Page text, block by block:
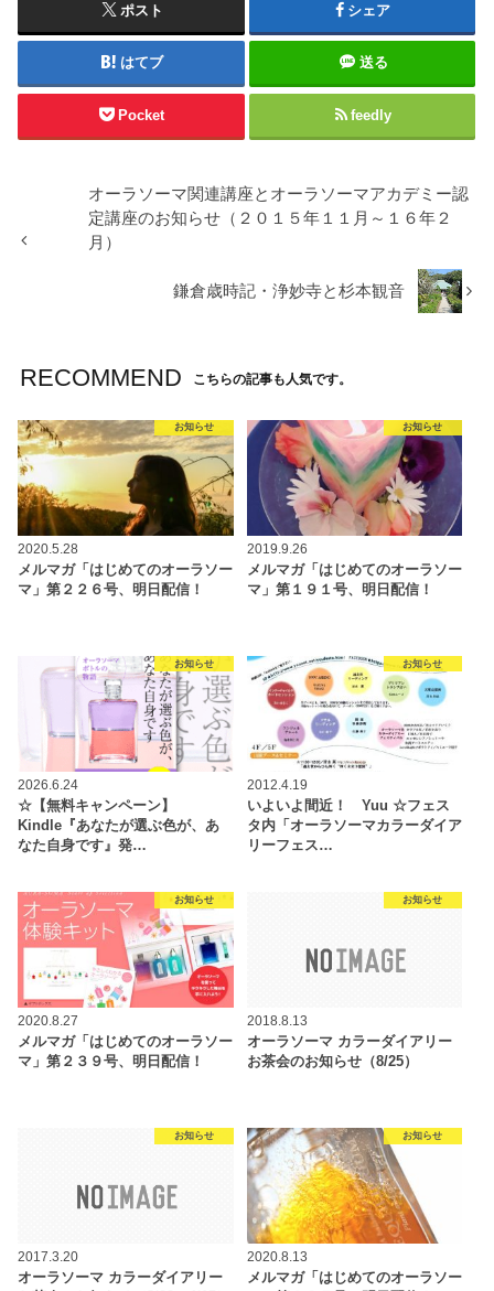
ポスト シェア
はてブ 送る
Pocket feedly
オーラソーマ関連講座とオーラソーマアカデミー認
定講座のお知らせ（２０１５年１１月～１６年２
月）
鎌倉歳時記・浄妙寺と杉本観音
RECOMMEND こちらの記事も人気です。
お知らせ
2020.5.28
メルマガ「はじめてのオーラソー
マ」第２２６号、明日配信！
お知らせ
2019.9.26
メルマガ「はじめてのオーラソー
マ」第１９１号、明日配信！
お知らせ
2026.6.24
☆【無料キャンペーン】
Kindle『あなたが選ぶ色が、あ
なた自身です』発…
お知らせ
2012.4.19
いよいよ間近！ Yuu ☆フェス
タ内「オーラソーマカラーダイア
リーフェス…
お知らせ
2020.8.27
メルマガ「はじめてのオーラソー
マ」第２３９号、明日配信！
お知らせ
2018.8.13
オーラソーマ カラーダイアリー
お茶会のお知らせ（8/25）
お知らせ
2017.3.20
オーラソーマ カラーダイアリー
お知らせ
2020.8.13
メルマガ「はじめてのオーラソー